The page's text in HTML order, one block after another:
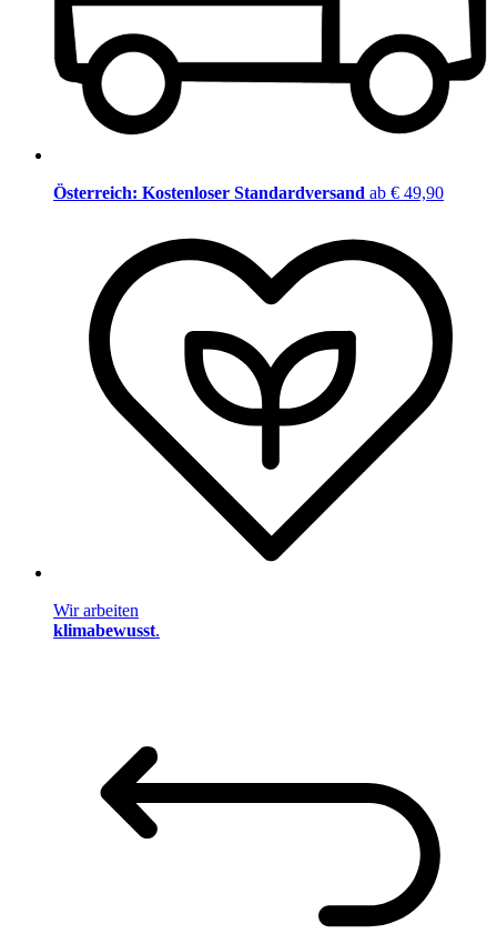
Österreich: Kostenloser Standardversand ab € 49,90
Wir arbeiten
klimabewusst.